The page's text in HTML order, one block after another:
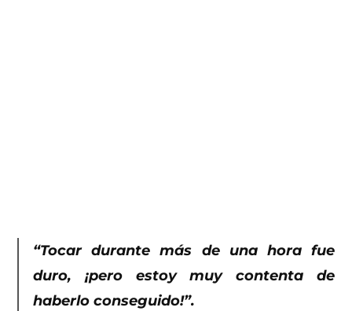
“Tocar durante más de una hora fue
duro, ¡pero estoy muy contenta de
haberlo conseguido!”.